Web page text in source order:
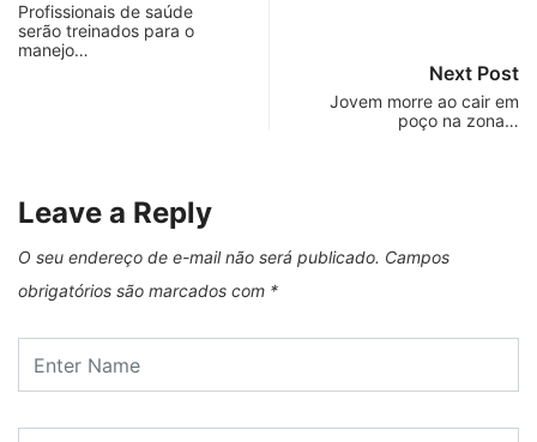
Profissionais de saúde
serão treinados para o
manejo…
Next Post
Jovem morre ao cair em
poço na zona…
Leave a Reply
O seu endereço de e-mail não será publicado. Campos
obrigatórios são marcados com *